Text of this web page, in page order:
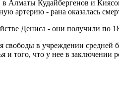
Кудайбергенов и
артерию - рана оказалась
Дениса - они получили по
в учреждении средней
и того, что у нее в